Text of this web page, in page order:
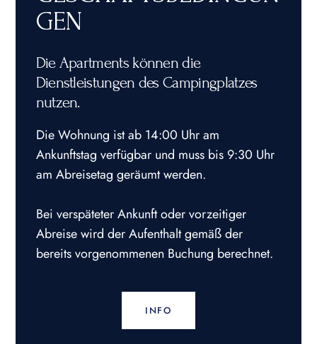
GEN
Die Apartments können die
Dienstleistungen des Campingplatzes
nutzen.
Die Wohnung ist ab 14:00 Uhr am
Ankunftstag verfügbar und muss bis 9:30 Uhr
am Abreisetag geräumt werden.
Bei verspäteter Ankunft oder vorzeitiger
Abreise wird der Aufenthalt gemäß der
bereits vorgenommenen Buchung berechnet.
INFO